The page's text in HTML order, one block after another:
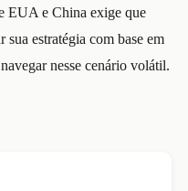
EUA e China exige que
estratégia com base em
nesse cenário volátil.